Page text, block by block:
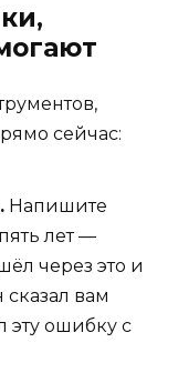
сейчас:
Напишите
лет —
через это и
вам
эту ошибку с